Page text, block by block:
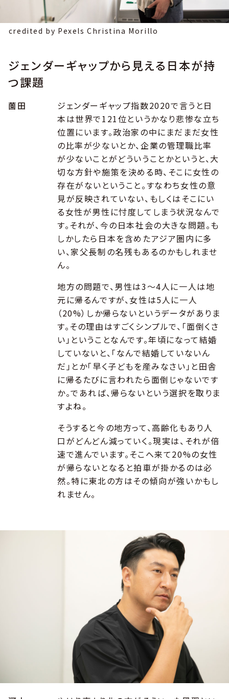
credited by Pexels Christina Morillo
ジェンダーギャップから見える日本が持
つ課題
薗田
ジェンダーギャップ指数2020で言うと日
本は世界で121位というかなり悲惨な立ち
位置にいます。政治家の中にまだまだ女性
の比率が少ないとか、企業の管理職比率
が少ないことがどういうことかというと、大
切な方針や施策を決める時、そこに女性の
存在がないということ。すなわち女性の意
見が反映されていない、もしくはそこにい
る女性が男性に忖度してしまう状況なんで
す。それが、今の日本社会の大きな問題。も
しかしたら日本を含めたアジア圏内に多
い、家父長制の名残もあるのかもしれませ
ん。
地方の問題で、男性は3〜4人に一人は地
元に帰るんですが、女性は5人に一人
（20%）しか帰らないというデータがありま
す。その理由はすごくシンプルで、「面倒くさ
い」ということなんです。年頃になって結婚
していないと、「なんで結婚していないん
だ」とか「早く子どもを産みなさい」と田舎
に帰るたびに言われたら面倒じゃないです
か。であれば、帰らないという選択を取りま
すよね。
そうすると今の地方って、高齢化もあり人
口がどんどん減っていく。現実は、それが倍
速で進んでいます。そこへ来て20%の女性
が帰らないとなると拍車が掛かるのは必
然。特に東北の方はその傾向が強いかもし
れません。